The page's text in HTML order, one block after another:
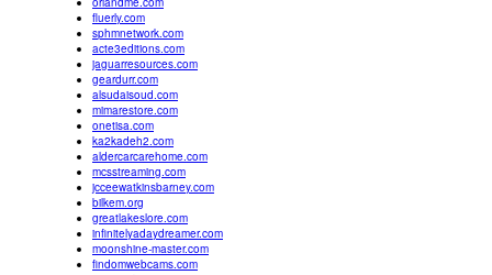
fluerly.com
sphmnetwork.com
acte3editions.com
jaguarresources.com
geardurr.com
alsudaisoud.com
mimarestore.com
onetisa.com
ka2kadeh2.com
aldercarcarehome.com
mcsstreaming.com
jcceewatkinsbarney.com
bilkem.org
greatlakeslore.com
infinitelyadaydreamer.com
moonshine-master.com
findomwebcams.com